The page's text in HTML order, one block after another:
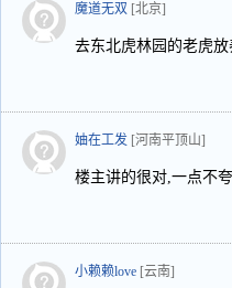
魔道无双 [北京]
去东北虎林园的老虎
妯在工发 [河南平顶山]
楼主讲的很对,一点不
小赖赖love [云南]